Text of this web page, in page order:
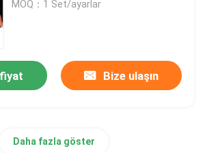
MOQ：1 Set/ayarlar
Bize ulaşın
Daha fazla göster